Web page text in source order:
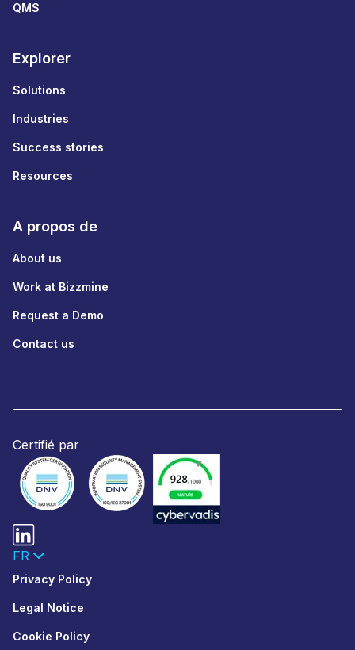
QMS
Explorer
Solutions
Industries
Success stories
Resources
A propos de
About us
Work at Bizzmine
Request a Demo
Contact us
Certifié par
FR
Privacy Policy
Legal Notice
Cookie Policy